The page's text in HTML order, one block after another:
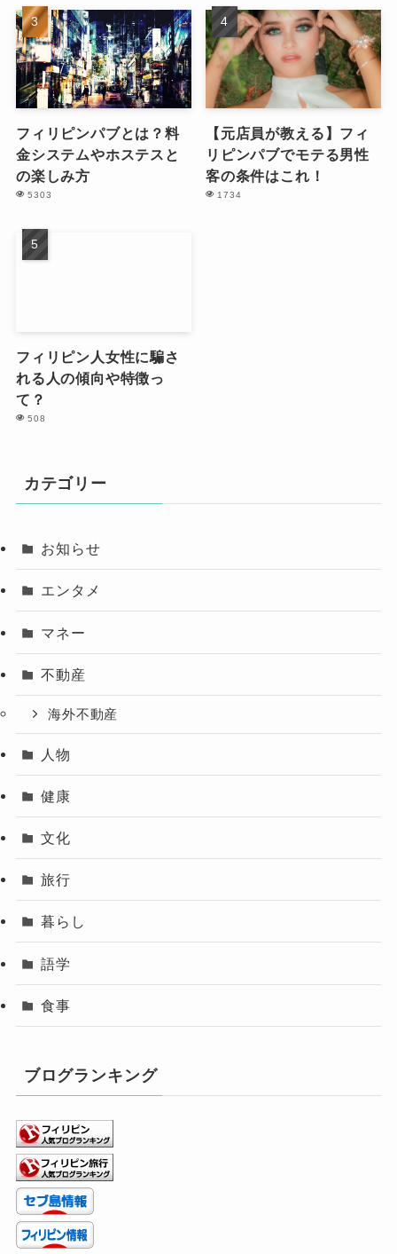
フィリピンパブとは？料
金システムやホステスと
の楽しみ方
5303
【元店員が教える】フィ
リピンパブでモテる男性
客の条件はこれ！
1734
フィリピン人女性に騙さ
れる人の傾向や特徴っ
て？
508
カテゴリー
お知らせ
エンタメ
マネー
不動産
海外不動産
人物
健康
文化
旅行
暮らし
語学
食事
ブログランキング